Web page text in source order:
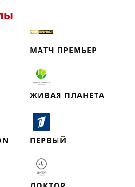
МАТЧ ПРЕМЬЕР
ЖИВАЯ ПЛАНЕТА
ПЕРВЫЙ